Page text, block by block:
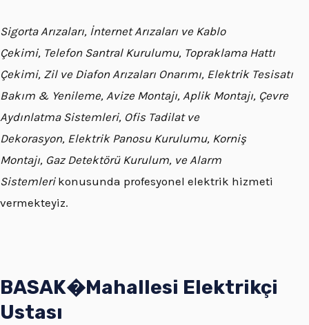
Sigorta Arızaları, İnternet Arızaları ve Kablo
Çekimi, Telefon Santral Kurulumu, Topraklama Hattı
Çekimi, Zil ve Diafon Arızaları Onarımı, Elektrik Tesisatı
Bakım & Yenileme, Avize Montajı, Aplik Montajı, Çevre
Aydınlatma Sistemleri, Ofis Tadilat ve
Dekorasyon, Elektrik Panosu Kurulumu, Korniş
Montajı, Gaz Detektörü Kurulum, ve Alarm
Sistemlerikonusunda profesyonel elektrik hizmeti
vermekteyiz.
BASAK�Mahallesi Elektrikçi
Ustası